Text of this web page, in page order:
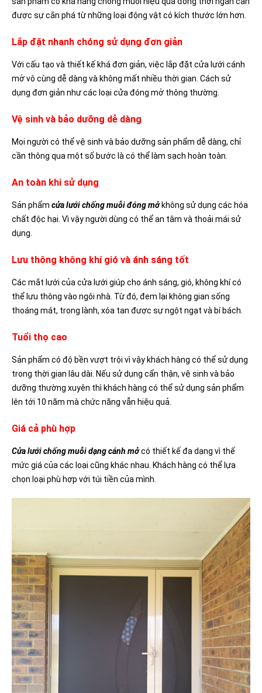
được sự cắn phá từ những loại động vật có kích thước lớn hơn.
Lắp đặt nhanh chóng sử dụng đơn giản
Với cấu tạo và thiết kế khá đơn giản, việc lắp đặt cửa lưới cánh
mở vô cùng dễ dàng và không mất nhiều thời gian. Cách sử
dụng đơn giản như các loại cửa đóng mở thông thường.
Vệ sinh và bảo dưỡng dễ dàng
Mọi người có thể vệ sinh và bảo dưỡng sản phẩm dễ dàng, chỉ
cần thông qua một số bước là có thể làm sạch hoàn toàn.
An toàn khi sử dụng
Sản phẩm cửa lưới chống muỗi đóng mởkhông sử dụng các hóa
chất độc hại. Vì vậy người dùng có thể an tâm và thoải mái sử
dụng.
Lưu thông không khí gió và ánh sáng tốt
Các mắt lưới của cửa lưới giúp cho ánh sáng, gió, không khí có
thể lưu thông vào ngôi nhà. Từ đó, đem lại không gian sống
thoáng mát, trong lành, xóa tan được sự ngột ngạt và bí bách.
Tuổi thọ cao
Sản phẩm có độ bền vượt trội vì vậy khách hàng có thể sử dụng
trong thời gian lâu dài. Nếu sử dụng cẩn thận, vệ sinh và bảo
dưỡng thường xuyên thì khách hàng có thể sử dụng sản phẩm
lên tới 10 năm mà chức năng vẫn hiệu quả.
Giá cả phù hợp
Cửa lưới chống muỗi dạng cánh mởcó thiết kế đa dạng vì thế
mức giá của các loại cũng khác nhau. Khách hàng có thể lựa
chọn loại phù hợp với túi tiền của mình.